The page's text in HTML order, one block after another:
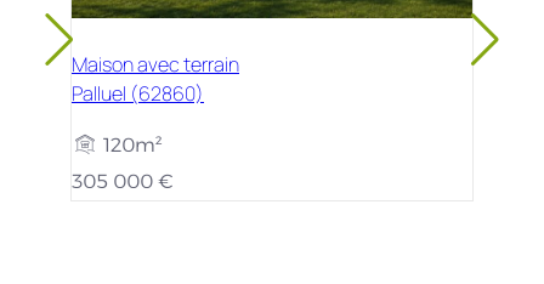
Maison avec terrain
Palluel (62860)
120m²
305 000 €